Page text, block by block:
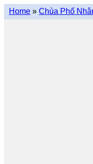
Home » Chùa Phổ